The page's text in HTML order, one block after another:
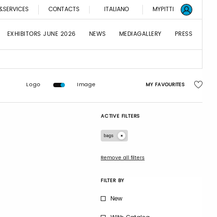
CONTACTS ITALIANO MYPITTI
EXHIBITORS JUNE 2026 NEWS MEDIAGALLERY PRESS
Logo Image MY FAVOURITES
ACTIVE FILTERS
bags
Remove all filters
FILTER BY
New